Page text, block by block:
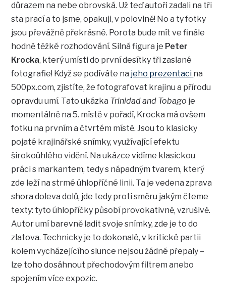
důrazem na nebe obrovská. Už teď autoři zadali na tři
sta prací a to jsme, opakuji, v polovině! No a ty fotky
jsou převážně překrásné. Porota bude mít ve finále
hodně těžké rozhodování. Silná figura je Peter
Krocka, který umísti do první desítky tři zaslané
fotografie! Když se podíváte na jeho prezentaci na
500px.com, zjistíte, že fotografovat krajinu a přírodu
opravdu umí. Tato ukázka Trinidad and Tobago je
momentálně na 5. místě v pořadí, Krocka má ovšem
fotku na prvním a čtvrtém místě. Jsou to klasicky
pojaté krajinářské snímky, využívající efektu
širokoúhlého vidění. Na ukázce vidíme klasickou
práci s markantem, tedy s nápadným tvarem, který
zde leží na strmé úhlopříčné linii. Ta je vedena zprava
shora doleva dolů, jde tedy proti směru jakým čteme
texty: tyto úhlopříčky působí provokativně, vzrušivě.
Autor umí barevně ladit svoje snímky, zde je to do
zlatova. Technicky je to dokonalé, v kritické partii
kolem vycházejícího slunce nejsou žádné přepaly –
lze toho dosáhnout přechodovým filtrem anebo
spojením více expozic.